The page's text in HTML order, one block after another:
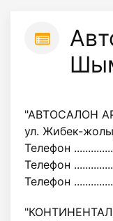
"АВТОСАЛОН
ул. Жибек-
Телефон
Телефон
Телефон